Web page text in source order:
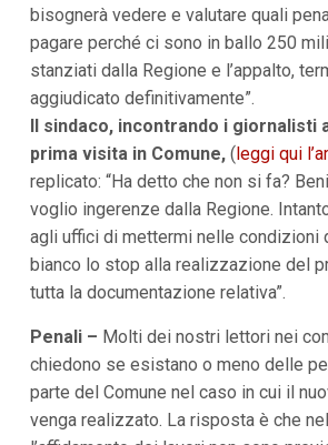
V
i
i
f
o
d
o
bisognerà vedere e valutare quali
pagare perché ci sono in ballo 250
stanziati dalla Regione e l’appalto,
aggiudicato definitivamente”.
Il sindaco, incontrando i giornalisti
prima visita in Comune,( leggi qui
replicato: “Ha detto che non si fa?
voglio ingerenze dalla Regione.
agli uffici di mettermi nelle condizioni
bianco lo stop alla realizzazione del
tutta la documentazione relativa”.
Penali – Molti dei nostri lettori nei
chiedono se esistano o meno delle
parte del Comune nel caso in cui il
venga realizzato. La risposta è che